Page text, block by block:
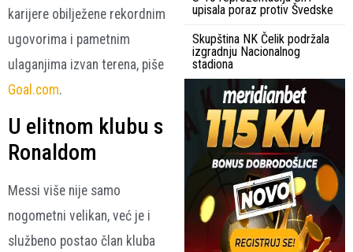
karijere obilježene rekordnim
ugovorima i pametnim
ulaganjima izvan terena, piše
Goal.com.
U elitnom klubu s
Ronaldom
Messi više nije samo
nogometni velikan, već je i
službeno postao član kluba
upisala poraz protiv Švedske
Skupština NK Čelik podržala
izgradnju Nacionalnog
stadiona